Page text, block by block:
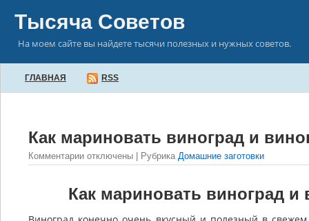
Тысяча Советов
На моем сайте вы найдете тысячи полезных и нужных советов.
ГЛАВНАЯ RSS
Как мариновать виноград и
Комментарии отключены | Рубрика Домашние заготовки
Как мариновать виноград и